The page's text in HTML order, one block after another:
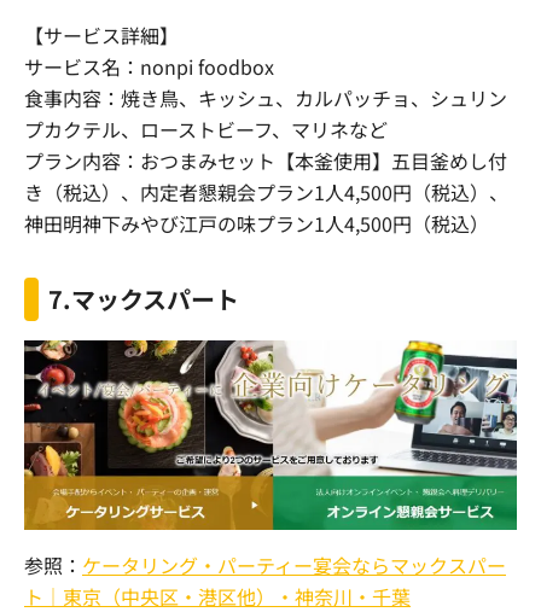
【サービス詳細】
サービス名： nonpi foodbox
食事内容：焼き鳥、キッシュ、カルパッチョ、シュリン
プカクテル、ローストビーフ、マリネなど
プラン内容：おつまみセット【本釜使用】五目釜めし付
き（税込）、内定者懇親会プラン1人4,500円（税込）、
神田明神下みやび江戸の味プラン1人4,500円（税込）
7.マックスパート
参照： ケータリング・パーティー宴会ならマックスパー
ト｜東京（中央区・港区他）・神奈川・千葉